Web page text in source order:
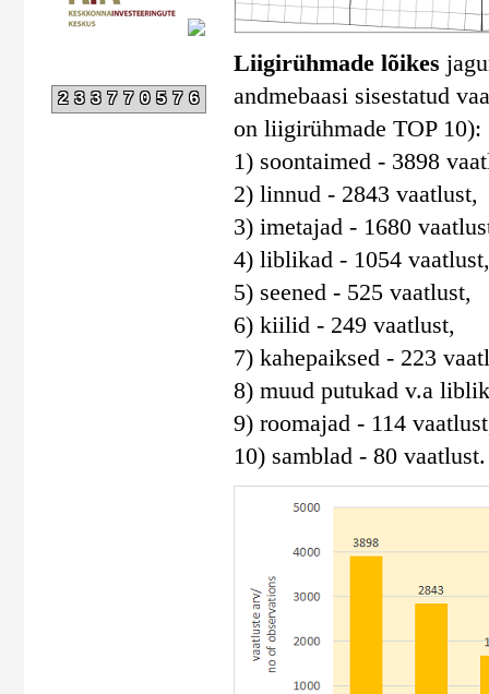
233770576
Liigirühmade lõikes
andmebaasi sisestatud
on liigirühmade TOP 10):
1) soontaimed - 3898
2) linnud - 2843 vaatlust,
3) imetajad - 1680
4) liblikad - 1054 vaatlust,
5) seened - 525 vaatlust,
6) kiilid - 249 vaatlust,
7) kahepaiksed - 223
8) muud putukad v.a
9) roomajad - 114
10) samblad - 80 vaatlust.